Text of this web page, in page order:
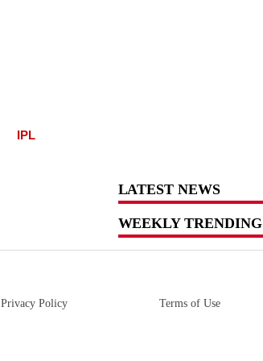
IPL
LATEST NEWS
WEEKLY TRENDING
Privacy Policy Terms of Use